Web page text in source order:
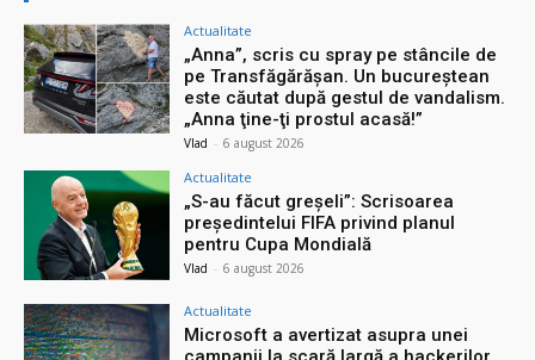
Actualitate
„Anna”, scris cu spray pe stâncile de
pe Transfăgărășan. Un bucureștean
este căutat după gestul de vandalism.
„Anna ţine-ţi prostul acasă!”
Vlad - 6 august 2026
Actualitate
„S-au făcut greșeli”: Scrisoarea
președintelui FIFA privind planul
pentru Cupa Mondială
Vlad - 6 august 2026
Actualitate
Microsoft a avertizat asupra unei